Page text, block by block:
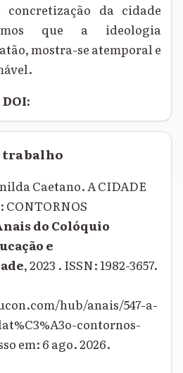
da cidade
que a ideologia
mostra-se atemporal e
DOI:
trabalho
Caetano. A CIDADE
CONTORNOS
do Colóquio
e
, 2023 . ISSN: 1982-3657.
hub/anais/547-a-
contornos-
em: 6 ago. 2026.